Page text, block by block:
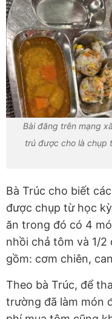
Bài đăng trên mạng
trú được cho là chụp
Bà Trúc cho biết
được chụp từ học
ăn trong đó có 4
nhồi chả tôm và 1/2
gồm: cơm chiên,
Theo bà Trúc, để
trường đã làm món